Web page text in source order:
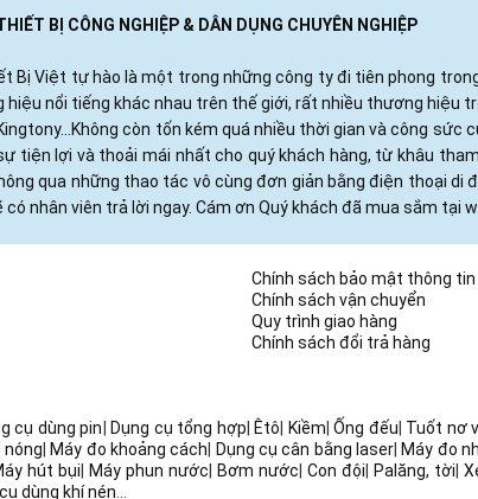
BỊ CÔNG NGHIỆP & DÂN DỤNG CHUYÊN NGHIỆP
Bị Việt tự hào là một trong những công ty đi tiên phong
nổi tiếng khác nhau trên thế giới, rất nhiều thương hiệu
còn tốn kém quá nhiều thời gian và công
tiện lợi và thoải mái nhất cho quý khách hàng, từ khâu
qua những thao tác vô cùng đơn giản bằng điện thoại di
nhân viên trả lời ngay. Cám ơn Quý khách đã mua sắm tại
Chính sách bảo mật thông tin
Chính sách vận chuyển
Quy trình giao hàng
Chính sách đổi trả hàng
cụ dùng pin|Dụng cụ tổng hợp|Êtô| Kiềm|Ống đếu| Tuốt nơ
nóng|Máy đo khoảng cách| Dụng cụ cân bằng laser|Máy đo
hút bụi| Máy phun nước| Bơm nước| Con đội| Palăng, tời|
dùng khí nén